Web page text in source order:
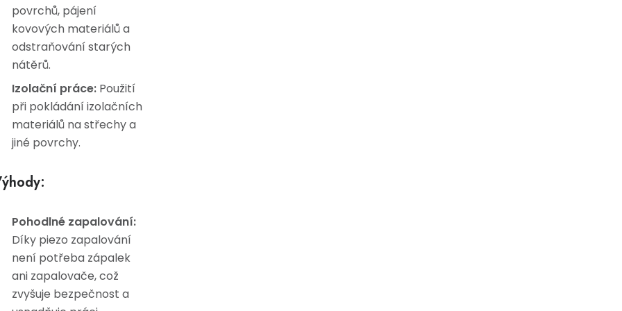
povrchů, pájení
kovových materiálů a
odstraňování starých
nátěrů.
Izolační práce: Použití
při pokládání izolačních
materiálů na střechy a
jiné povrchy.
Pohodlné zapalování:
Díky piezo zapalování
není potřeba zápalek
ani zapalovače, což
zvyšuje bezpečnost a